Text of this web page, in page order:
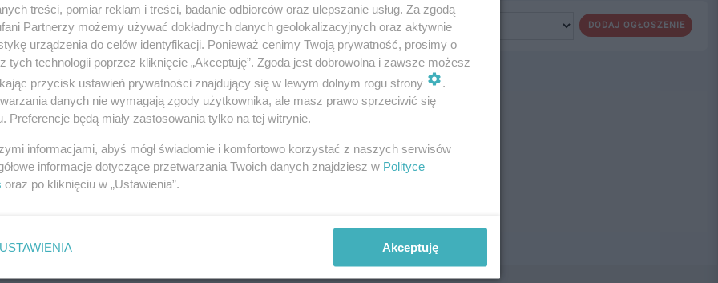
DODAJ OGŁOSZENIE
ogłoszenie nie istnieje lub nie jest jeszcze aktywne!
treści, pomiar reklam i treści, badanie odbiorców oraz ulepszanie usług. Za zgodą
Partnerzy możemy używać dokładnych danych geolokalizacyjnych oraz aktywnie
urządzenia do celów identyfikacji. Ponieważ cenimy Twoją prywatność, prosimy o
tych technologii poprzez kliknięcie „Akceptuję”. Zgoda jest dobrowolna i zawsze możesz
przycisk ustawień prywatności znajdujący się w lewym dolnym rogu strony
danych nie wymagają zgody użytkownika, ale masz prawo sprzeciwić się
Preferencje będą miały zastosowania tylko na tej witrynie.
informacjami, abyś mógł świadomie i komfortowo korzystać z naszych serwisów
informacje dotyczące przetwarzania Twoich danych znajdziesz w Polityce
oraz po kliknięciu w „Ustawienia”.
USTAWIENIA Akceptuję